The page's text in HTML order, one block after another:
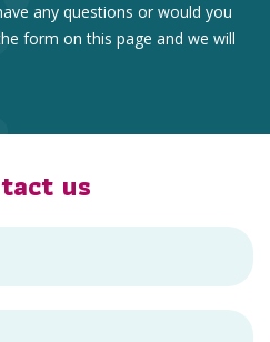
any questions or would you
form on this page and we will
us